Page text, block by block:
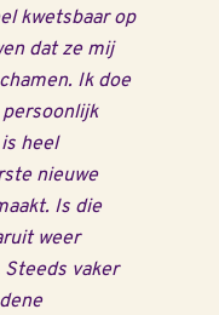
kwetsbaar op
dat ze mij
Ik doe
heel
nieuwe
Is die
weer
Steeds vaker